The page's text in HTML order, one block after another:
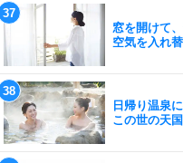
窓を開けて
空気を入れ
日帰り温泉
この世の天